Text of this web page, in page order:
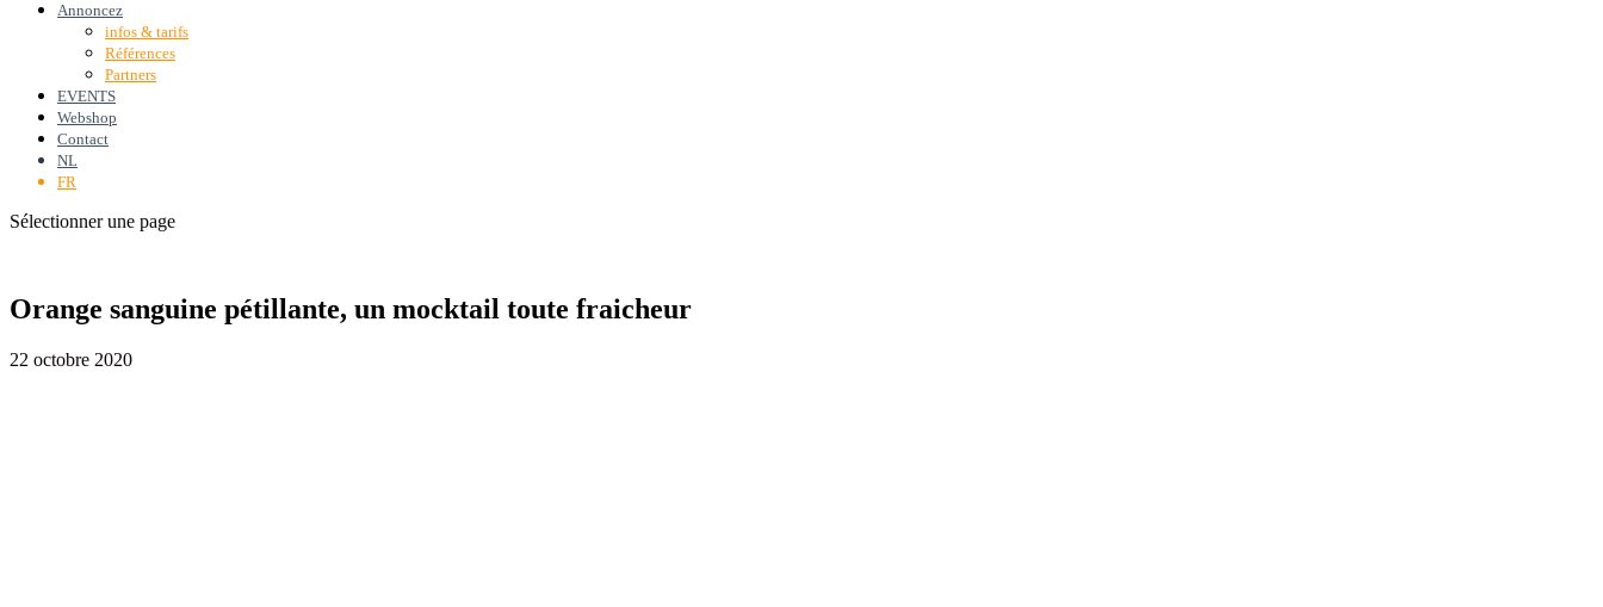
Annoncez
infos & tarifs
Références
Partners
EVENTS
Webshop
Contact
NL
FR
Sélectionner une page
Orange sanguine pétillante, un mocktail toute fraicheur
22 octobre 2020